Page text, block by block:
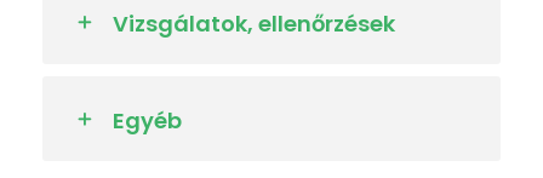
Vizsgálatok, ellenőrzések
Egyéb